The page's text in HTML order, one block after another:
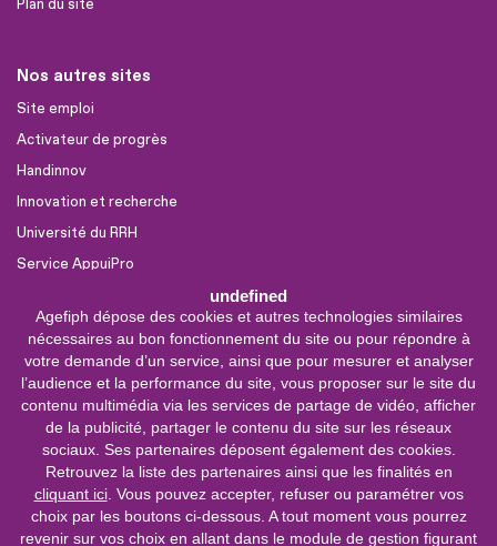
undefined
Agefiph dépose des cookies et autres technologies similaires
nécessaires au bon fonctionnement du site ou pour répondre à
votre demande d’un service, ainsi que pour mesurer et analyser
l’audience et la performance du site, vous proposer sur le site du
contenu multimédia via les services de partage de vidéo, afficher
de la publicité, partager le contenu du site sur les réseaux
sociaux. Ses partenaires déposent également des cookies.
Retrouvez la liste des partenaires ainsi que les finalités en
cliquant ici. Vous pouvez accepter, refuser ou paramétrer vos
choix par les boutons ci-dessous. A tout moment vous pourrez
revenir sur vos choix en allant dans le module de gestion figurant
Plan du site
Nos autres sites
Site emploi
Activateur de progrès
Handinnov
Innovation et recherche
Université du RRH
Service AppuiPro
Nous suivre
Youtube
Facebook
0 800 11 10 09
Service &
appel gratuits